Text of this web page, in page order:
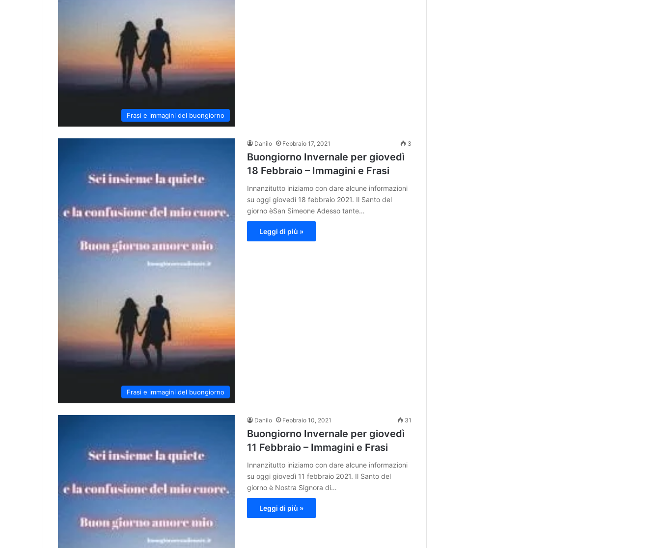
Frasi e immagini del buongiorno
Frasi e immagini del buongiorno
Danilo Febbraio 17, 2021 3
Buongiorno Invernale per giovedì
18 Febbraio – Immagini e Frasi
Innanzitutto iniziamo con dare alcune informazioni
su oggi giovedì 18 febbraio 2021. Il Santo del
giorno èSan Simeone Adesso tante…
Leggi di più »
Danilo Febbraio 10, 2021 31
Buongiorno Invernale per giovedì
11 Febbraio – Immagini e Frasi
Innanzitutto iniziamo con dare alcune informazioni
su oggi giovedì 11 febbraio 2021. Il Santo del
giorno è Nostra Signora di…
Leggi di più »